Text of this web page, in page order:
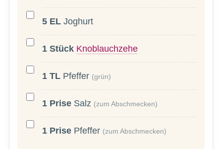
5 EL Joghurt
1 Stück Knoblauchzehe
1 TL Pfeffer (grün)
1 Prise Salz (zum Abschmecken)
1 Prise Pfeffer (zum Abschmecken)